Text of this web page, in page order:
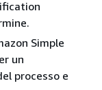
Simple
un
processo e